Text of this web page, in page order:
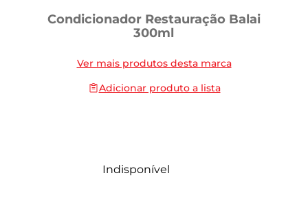
Condicionador Restauração Balai
300ml
Ver mais produtos desta marca
Adicionar produto a lista
Indisponível